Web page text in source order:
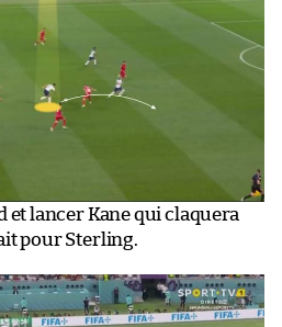
et lancer Kane qui claquera
pour Sterling.